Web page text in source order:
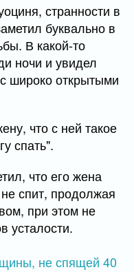
странности в
буквально в
В какой-то
ночи и увидел
широко открытыми
что с ней такое
спать".
что его жена
спит, продолжая
при этом не
усталости.